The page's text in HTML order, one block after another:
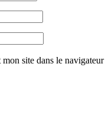
site dans le navigateur